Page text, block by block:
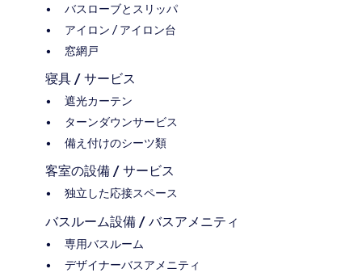
バスローブとスリッパ
アイロン / アイロン台
窓網戸
寝具 / サービス
遮光カーテン
ターンダウンサービス
備え付けのシーツ類
客室の設備 / サービス
独立した応接スペース
バスルーム設備 / バスアメニティ
専用バスルーム
デザイナーバスアメニティ